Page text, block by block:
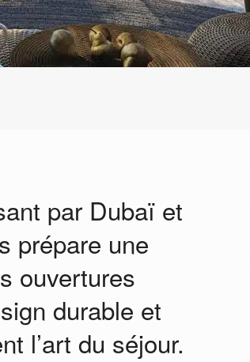
par Dubaï et
prépare une
ouvertures
durable et
l’art du séjour.